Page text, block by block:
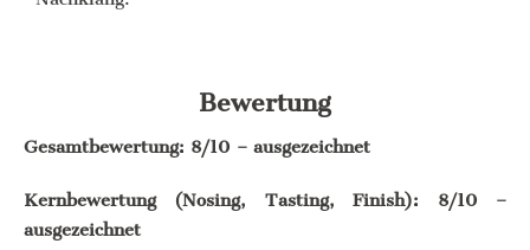
Bewertung
Gesamtbewertung: 8/10 – ausgezeichnet
Kernbewertung (Nosing, Tasting, Finish): 8/10 –
ausgezeichnet